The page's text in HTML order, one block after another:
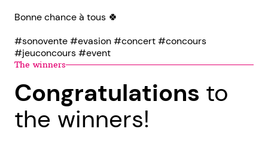
Bonne chance à tous 🍀
#sonovente #evasion #concert #concours
#jeuconcours #event
The winners
Congratulations to
the winners!